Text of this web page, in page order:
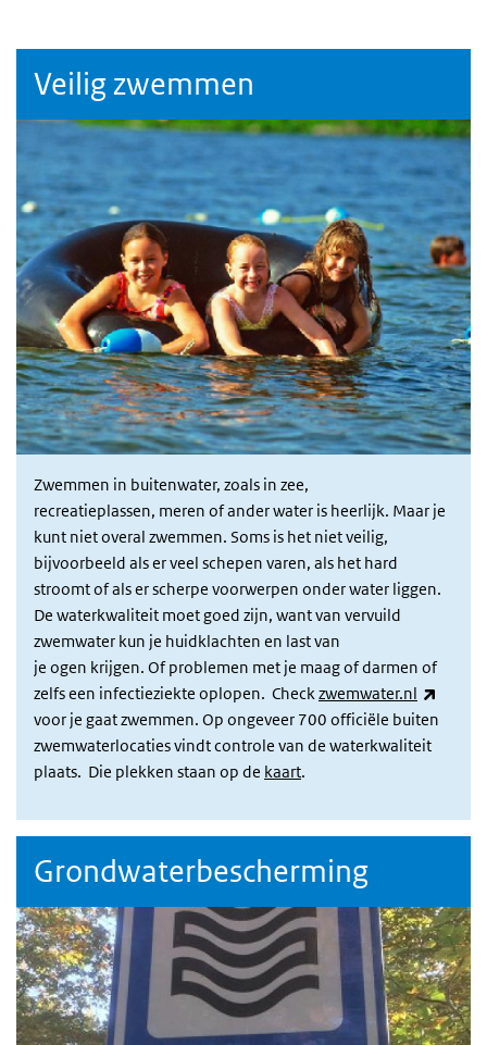
Veilig zwemmen
Zwemmen in buitenwater, zoals in zee,
recreatieplassen, meren of ander water is heerlijk. Maar je
kunt niet overal zwemmen. Soms is het niet veilig,
bijvoorbeeld als er veel schepen varen, als het hard
stroomt of als er scherpe voorwerpen onder water liggen.
De waterkwaliteit moet goed zijn, want van vervuild
zwemwater kun je huidklachten en last van
je ogen krijgen. Of problemen met je maag of darmen of
zelfs een infectieziekte oplopen. Checkzwemwater.nl
voor je gaat zwemmen. Op ongeveer 700 officiële buiten
zwemwaterlocaties vindt controle van de waterkwaliteit
plaats. Die plekken staan op de kaart.
Grondwaterbescherming